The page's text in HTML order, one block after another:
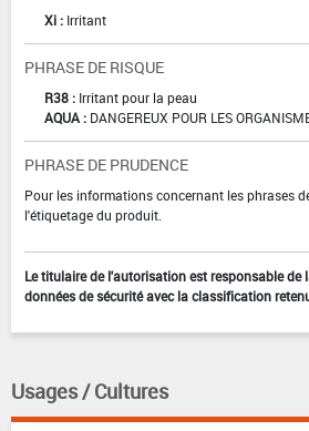
Xi : Irritant
PHRASE DE RISQUE
R38 : Irritant pour la peau
AQUA : DANGEREUX POUR LES
PHRASE DE PRUDENCE
Pour les informations concernant les phrases
l'étiquetage du produit.
Le titulaire de l'autorisation est responsable de
données de sécurité avec la classification
Usages / Cultures